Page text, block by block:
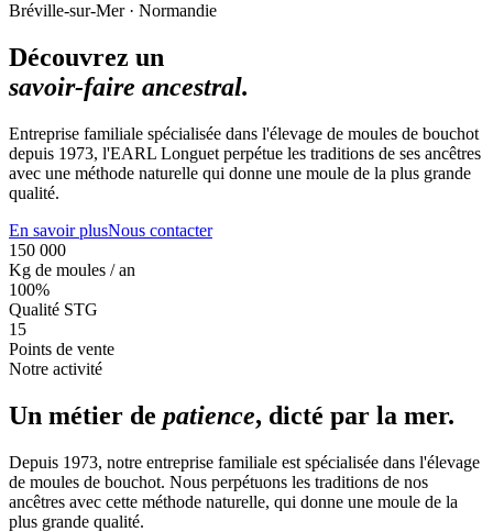
Bréville-sur-Mer · Normandie
Découvrez un
savoir-faire ancestral.
Entreprise familiale spécialisée dans l'élevage de moules de bouchot
depuis 1973, l'EARL Longuet perpétue les traditions de ses ancêtres
avec une méthode naturelle qui donne une moule de la plus grande
qualité.
En savoir plusNous contacter
150 000
Kg de moules / an
100%
Qualité STG
15
Points de vente
Notre activité
Un métier de patience, dicté par la mer.
Depuis 1973, notre entreprise familiale est spécialisée dans l'élevage
de moules de bouchot. Nous perpétuons les traditions de nos
ancêtres avec cette méthode naturelle, qui donne une moule de la
plus grande qualité.